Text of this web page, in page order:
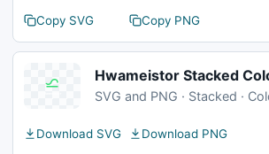
Copy SVG
Copy PNG
Hwameistor Stacked
SVG and PNG · Stacked ·
Download SVG
Download PNG